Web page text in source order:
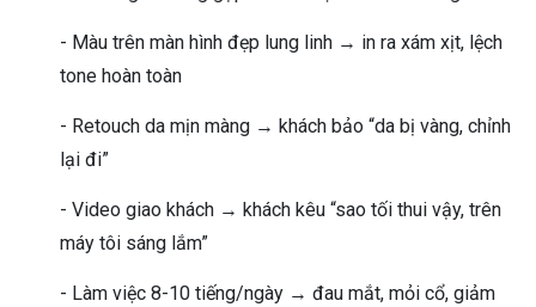
- Màu trên màn hình đẹp lung linh → in ra xám xịt, lệch
tone hoàn toàn
- Retouch da mịn màng → khách bảo “da bị vàng, chỉnh
lại đi”
- Video giao khách → khách kêu “sao tối thui vậy, trên
máy tôi sáng lắm”
- Làm việc 8-10 tiếng/ngày → đau mắt, mỏi cổ, giảm